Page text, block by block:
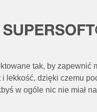
tak, by zapewnić
i lekkość, dzięki czemu
w ogóle nic nie miał